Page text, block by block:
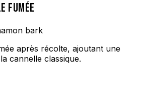
FUMÉE
bark
après récolte, ajoutant une
cannelle classique.